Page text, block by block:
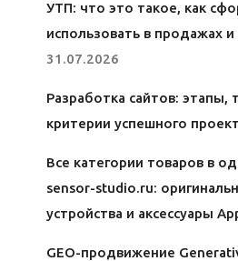
УТП: что это такое, как
использовать в продажах и
31.07.2026
Разработка сайтов: этапы,
критерии успешного
Все категории товаров в
sensor-studio.ru:
устройства и аксессуары
GEO-продвижение